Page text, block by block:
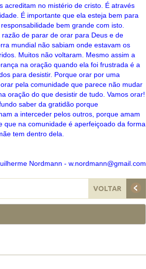
acreditam no mistério de cristo. É através
É importante que ela esteja bem para
bem grande com isto.
de parar de orar para Deus e de
mundial não sabiam onde estavam os
Muitos não voltaram. Mesmo assim a
na oração quando ela foi frustrada é a
para desistir. Porque orar por uma
pela comunidade que parece não mudar
oração do que desistir de tudo. Vamos orar!
saber da gratidão porque
a interceder pelos outros, porque amam
na comunidade é aperfeiçoado da forma
tem dentro dela.
Nordmann - w.nordmann@gmail.com
VOLTAR